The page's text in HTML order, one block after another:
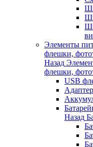
Элементы
флешки,
Назад
флешки,
USB
Назад